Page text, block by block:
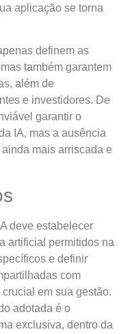
aplicação se torna
definem as
também garantem
além de
e investidores. De
garantir o
IA, mas a ausência
mais arriscada e
deve estabelecer
artificial permitidos na
e definir
com
em sua gestão.
adotada é o
exclusiva, dentro da